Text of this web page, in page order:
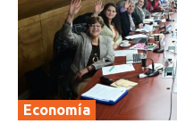
Economía